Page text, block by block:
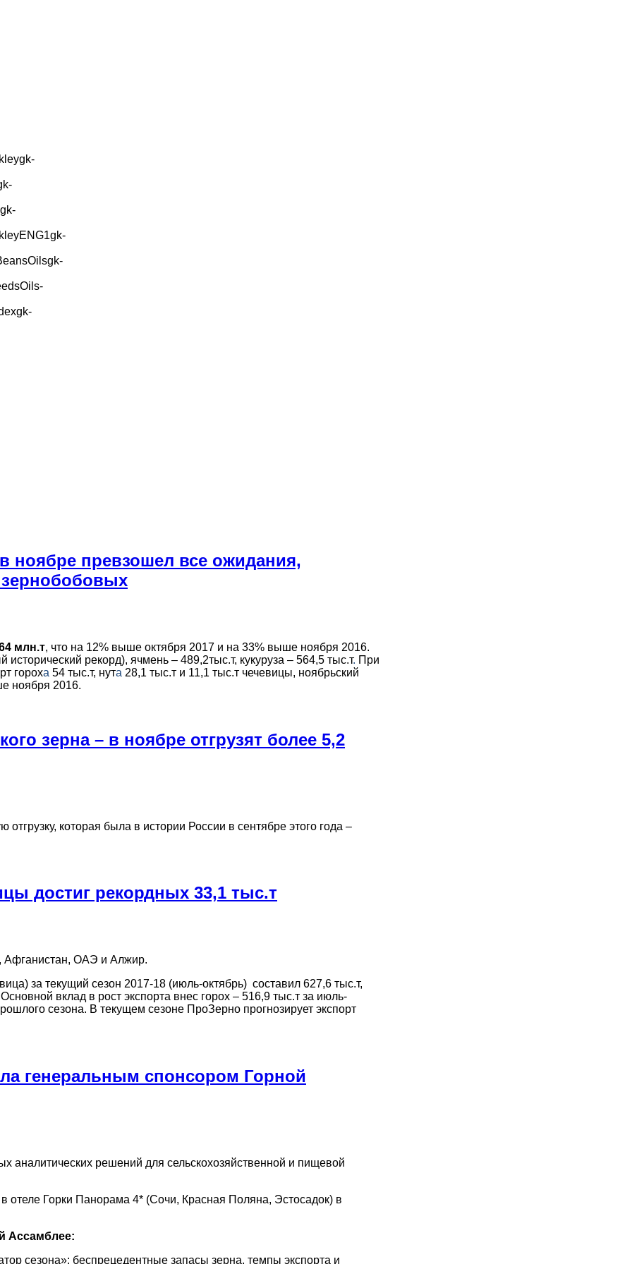
ноябре превзошел все ожидания,
зернобобовых
млн.т, что на 12% выше октября 2017 и на 33% выше ноября 2016.
рекорд), ячмень – 489,2тыс.т, кукуруза – 564,5 тыс.т. При
гороха 54 тыс.т, нута 28,1 тыс.т и 11,1 тыс.т чечевицы, ноябрьский
ноября 2016.
зерна – в ноябре отгрузят более 5,2
которая была в истории России в сентябре этого года –
достиг рекордных 33,1 тыс.т
Афганистан, ОАЭ и Алжир.
за текущий сезон 2017-18 (июль-октябрь) составил 627,6 тыс.т,
вклад в рост экспорта внес горох – 516,9 тыс.т за июль-
сезона. В текущем сезоне ПроЗерно прогнозирует экспорт
генеральным спонсором Горной
аналитических решений для сельскохозяйственной и пищевой
отеле Горки Панорама 4* (Сочи, Красная Поляна, Эстосадок) в
Ассамблее:
сезона»: беспрецедентные запасы зерна, темпы экспорта и